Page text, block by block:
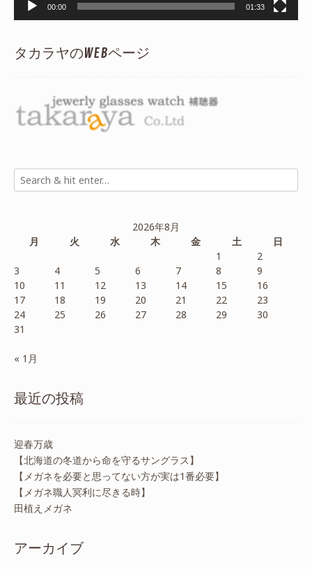
00:00 01:33
タカラヤのWEBページ
2026年8月
月
火 水 木 金 土
日
1
2
3
4 5 6 7 8
9
10
11 12 13 14 15
16
17
18 19 20 21 22
23
24
25 26 27 28 29
30
31
« 1月
最近の投稿
迎春万歳
【北海道の冬道から命を守るサングラス】
【メガネを必要と思ってない方が実は1番必要】
【メガネ職人冥利に尽きる時】
田植えメガネ
アーカイブ